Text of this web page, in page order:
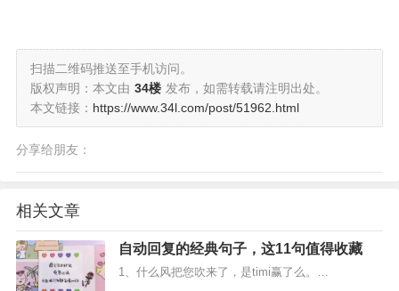
扫描二维码推送至手机访问。
版权声明：本文由 34楼 发布，如需转载请注明出处。
本文链接： https://www.34l.com/post/51962.html
分享给朋友：
相关文章
自动回复的经典句子，这11句值得收藏
1、什么风把您吹来了，是timi赢了么。…